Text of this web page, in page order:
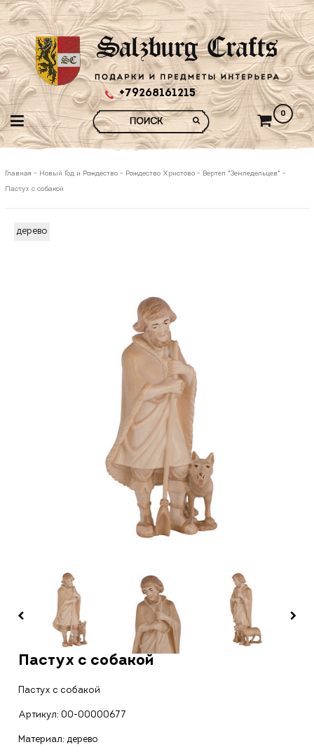
+79268161215
0
Главная - Новый Год и Рождество - Рождество Христово - Вертеп "Земледельцев" -
Пастух с собакой
дерево
Пастух с собакой
Пастух с собакой
Артикул: 00-00000677
Материал: дерево